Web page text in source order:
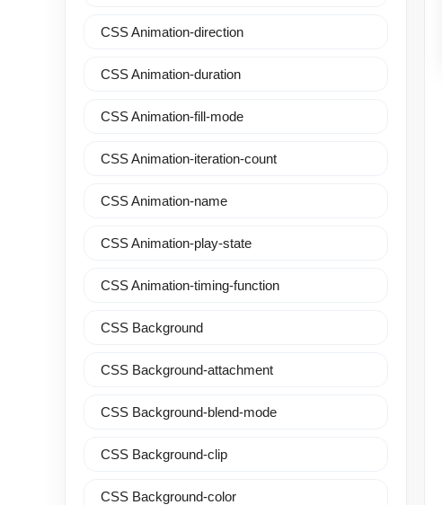
CSS Animation-direction
CSS Animation-duration
CSS Animation-fill-mode
CSS Animation-iteration-count
CSS Animation-name
CSS Animation-play-state
CSS Animation-timing-function
CSS Background
CSS Background-attachment
CSS Background-blend-mode
CSS Background-clip
CSS Background-color